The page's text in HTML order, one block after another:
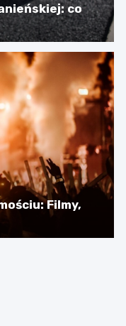
co
Filmy,